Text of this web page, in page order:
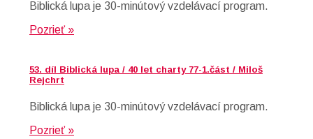
Biblická lupa je 30-minútový vzdelávací program.
Pozrieť »
53. díl Biblická lupa / 40 let charty 77-1.část / Miloš
Rejchrt
Biblická lupa je 30-minútový vzdelávací program.
Pozrieť »